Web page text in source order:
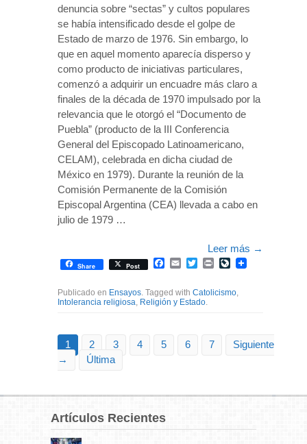
denuncia sobre “sectas” y cultos populares
se había intensificado desde el golpe de
Estado de marzo de 1976. Sin embargo, lo
que en aquel momento aparecía disperso y
como producto de iniciativas particulares,
comenzó a adquirir un encuadre más claro a
finales de la década de 1970 impulsado por la
relevancia que le otorgó el “Documento de
Puebla” (producto de la III Conferencia
General del Episcopado Latinoamericano,
CELAM), celebrada en dicha ciudad de
México en 1979). Durante la reunión de la
Comisión Permanente de la Comisión
Episcopal Argentina (CEA) llevada a cabo en
julio de 1979 …
Leer más →
Share Post Facebook
EmailTwitterPrintLiveJournal
Publicado en Ensayos . Tagged with Catolicismo
Intolerancia religiosa Religión y Estado
1 2 3 4 5 6 7
Siguiente
→
Última
Artículos Recientes